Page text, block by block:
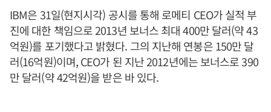
IBM은 31일(현지시각) 공시를 통해 로메티 CEO가 실적 부
진에 대한 책임으로 2013년 보너스 최대 400만 달러(약 43
억원)를 포기했다고 밝혔다. 그의 지난해 연봉은 150만 달
러(16억원)이며, CEO가 된 지난 2012년에는 보너스로 390
만 달러(약 42억원)을 받은 바 있다.